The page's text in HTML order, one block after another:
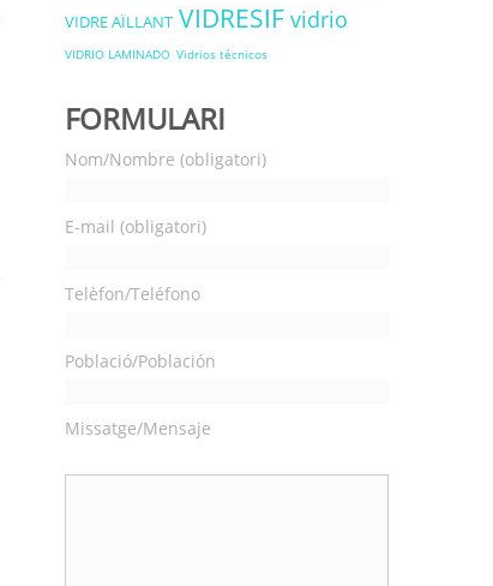
VIDRE AÏLLANT VIDRESIF vidrio
VIDRIO LAMINADO Vidrios técnicos
FORMULARI
Nom/Nombre (obligatori)
E-mail (obligatori)
Telèfon/Teléfono
Població/Población
Missatge/Mensaje